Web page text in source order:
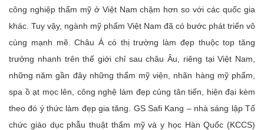
công nghiệp thẩm mỹ ở Việt Nam chậm hơn so với các quốc gia
khác. Tuy vậy, ngành mỹ phẩm Việt Nam đã có bước phát triển vô
cùng mạnh mẽ. Châu Á có thị trường làm đẹp thuộc top tăng
trưởng nhanh trên thế giới chỉ sau châu Âu, riêng tại Việt Nam,
những năm gần đây những thẩm mỹ viện, nhãn hàng mỹ phẩm,
spa ồ ạt mọc lên, công nghệ làm đẹp củng tân tiến, hiện đại kèm
theo đó ý thức làm đẹp gia tăng. GS Safi Kang – nhà sáng lập Tổ
chức giáo dục phẫu thuật thẩm mỹ và y học Hàn Quốc (KCCS)